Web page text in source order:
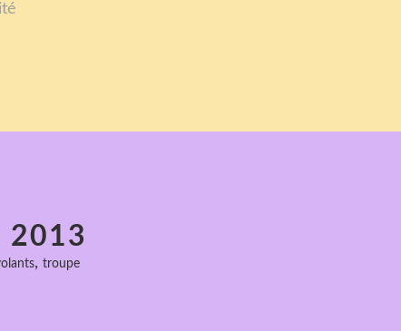
2013
, troupe